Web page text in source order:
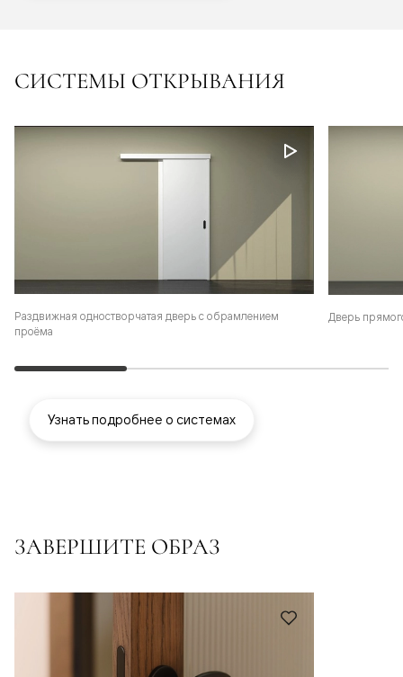
СИСТЕМЫ ОТКРЫВАНИЯ
Раздвижная одностворчатая дверь с обрамлением
проёма
Дверь
Узнать подробнее о системах
ЗАВЕРШИТЕ ОБРАЗ